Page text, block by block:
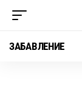
ЗАБАВЛЕНИЕ